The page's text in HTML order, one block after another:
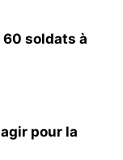
60 soldats à
pour la